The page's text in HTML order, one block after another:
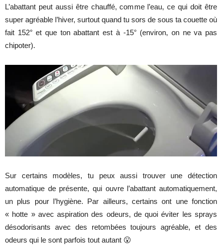
L’abattant peut aussi être chauffé, comme l’eau, ce qui doit être
super agréable l’hiver, surtout quand tu sors de sous ta couette où
fait 152° et que ton abattant est à -15° (environ, on ne va pas
chipoter).
Sur certains modèles, tu peux aussi trouver une détection
automatique de présente, qui ouvre l’abattant automatiquement,
un plus pour l’hygiène. Par ailleurs, certains ont une fonction
« hotte » avec aspiration des odeurs, de quoi éviter les sprays
désodorisants avec des retombées toujours agréable, et des
odeurs qui le sont parfois tout autant 😮